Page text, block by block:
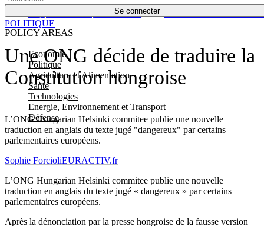
Se connecter
POLICY AREAS
Economie
Politique
Agriculture et Alimentation
Santé
Technologies
Energie, Environnement et Transport
Défense
Économie
Une ONG décide de traduire la
Constitution hongroise
L’ONG Hungarian Helsinki commitee publie une nouvelle
traduction en anglais du texte jugé "dangereux" par certains
parlementaires européens.
POLITIQUE
Sophie ForcioliEURACTIV.fr
L’ONG Hungarian Helsinki commitee publie une nouvelle
traduction en anglais du texte jugé « dangereux » par certains
parlementaires européens.
Après la dénonciation par la presse hongroise de la fausse version